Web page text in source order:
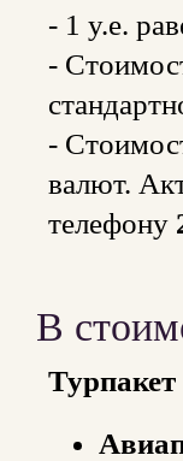
- 1 y.e.
-
-
валют.
телефону
В